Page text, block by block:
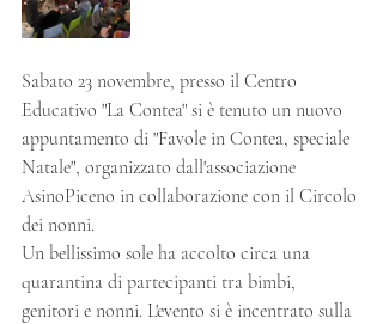
Sabato 23 novembre, presso il Centro
Educativo "La Contea" si è tenuto un nuovo
appuntamento di "Favole in Contea, speciale
Natale", organizzato dall'associazione
AsinoPiceno in collaborazione con il Circolo
dei nonni.
Un bellissimo sole ha accolto circa una
quarantina di partecipanti tra bimbi,
genitori e nonni. L'evento si è incentrato sulla